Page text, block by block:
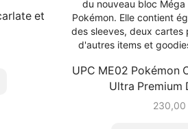
et
UPC ME02 Pokémon
Ultra Premium
230,00